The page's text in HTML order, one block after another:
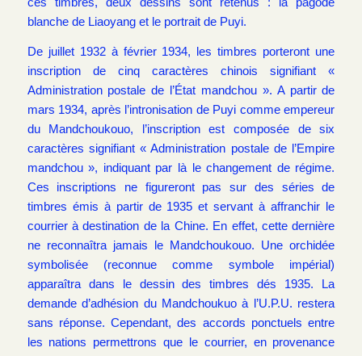
blanche de Liaoyang et le portrait de Puyi.
De juillet 1932 à février 1934, les timbres porteront une
inscription de cinq caractères chinois signifiant «
Administration postale de l’État mandchou ». A partir de
mars 1934, après l’intronisation de Puyi comme empereur
du Mandchoukouo, l’inscription est composée de six
caractères signifiant « Administration postale de l’Empire
mandchou », indiquant par là le changement de régime.
Ces inscriptions ne figureront pas sur des séries de
timbres émis à partir de 1935 et servant à affranchir le
courrier à destination de la Chine. En effet, cette dernière
ne reconnaîtra jamais le Mandchoukouo. Une orchidée
symbolisée (reconnue comme symbole impérial)
apparaîtra dans le dessin des timbres dés 1935. La
demande d’adhésion du Mandchoukuo à l’U.P.U. restera
sans réponse. Cependant, des accords ponctuels entre
les nations permettrons que le courrier, en provenance